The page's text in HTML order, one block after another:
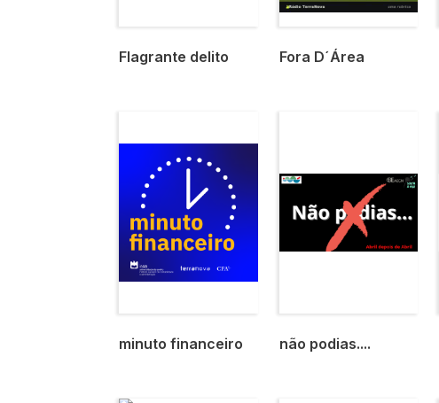
Flagrante delito Fora D´Área
minuto financeiro não podias....